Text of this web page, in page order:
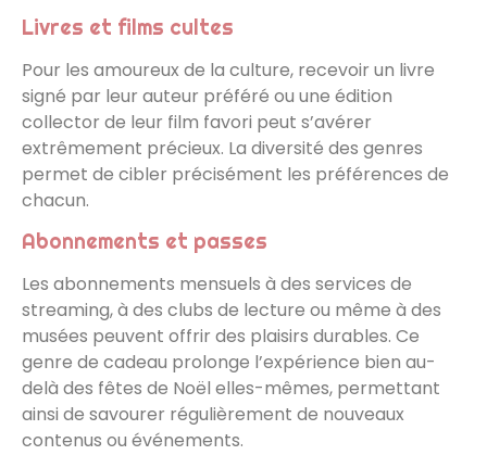
Livres et films cultes
Pour les amoureux de la culture, recevoir un livre
signé par leur auteur préféré ou une édition
collector de leur film favori peut s’avérer
extrêmement précieux. La diversité des genres
permet de cibler précisément les préférences de
chacun.
Abonnements et passes
Les abonnements mensuels à des services de
streaming, à des clubs de lecture ou même à des
musées peuvent offrir des plaisirs durables. Ce
genre de cadeau prolonge l’expérience bien au-
delà des fêtes de Noël elles-mêmes, permettant
ainsi de savourer régulièrement de nouveaux
contenus ou événements.